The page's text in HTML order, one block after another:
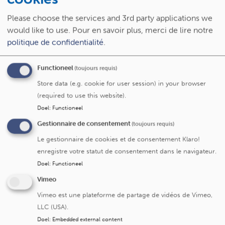
Documents à préparer avant votre
hospitalisation
Déclaration d'admission
Formulaire de consentement éclairé
Documents d'assurance
Votre valise
Please choose the services and 3rd party applications we
would like to use. Pour en savoir plus, merci de lire notre
politique de confidentialité.
Functioneel(toujours requis)
Store data (e.g. cookie for user session) in your browser
(required to use this website).
Doel: Functioneel
Gestionnaire de consentement(toujours requis)
Le gestionnaire de cookies et de consentement Klaro!
enregistre votre statut de consentement dans le navigateur.
Doel: Functioneel
Vimeo
Vimeo est une plateforme de partage de vidéos de Vimeo,
LLC (USA).
Doel: Embedded external content